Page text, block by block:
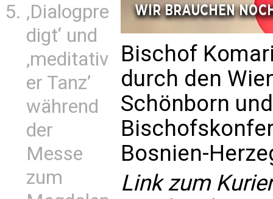
‚Dialogpre
digt‘ und
‚meditativ
er Tanz’
während
der
Messe
zum
Bischof
durch den
Schönborn
Bosnien-
Link zum